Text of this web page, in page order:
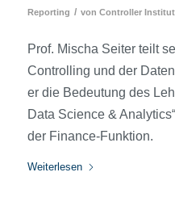
Reporting / von Controller Institut
Prof. Mischa Seiter teilt
Controlling und der
er die Bedeutung des
Data Science &
der Finance-Funktion.
Weiterlesen